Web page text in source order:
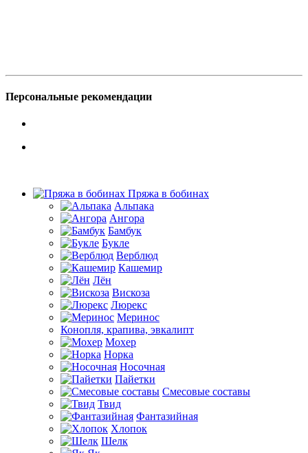
Персональные рекомендации
Пряжа в бобинах
Альпака
Ангора
Бамбук
Букле
Верблюд
Кашемир
Лён
Вискоза
Люрекс
Меринос
Конопля, крапива, эвкалипт
Мохер
Норка
Носочная
Пайетки
Смесовые составы
Твид
Фантазийная
Хлопок
Шелк